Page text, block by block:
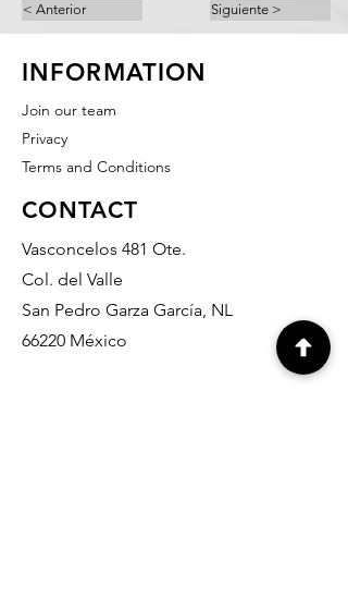
< Anterior Siguiente >
INFORMATION
Join our team
Privacy
Terms and Conditions
CONTACT
Vasconcelos 481 Ote.
Col. del Valle
San Pedro Garza García, NL
66220 México